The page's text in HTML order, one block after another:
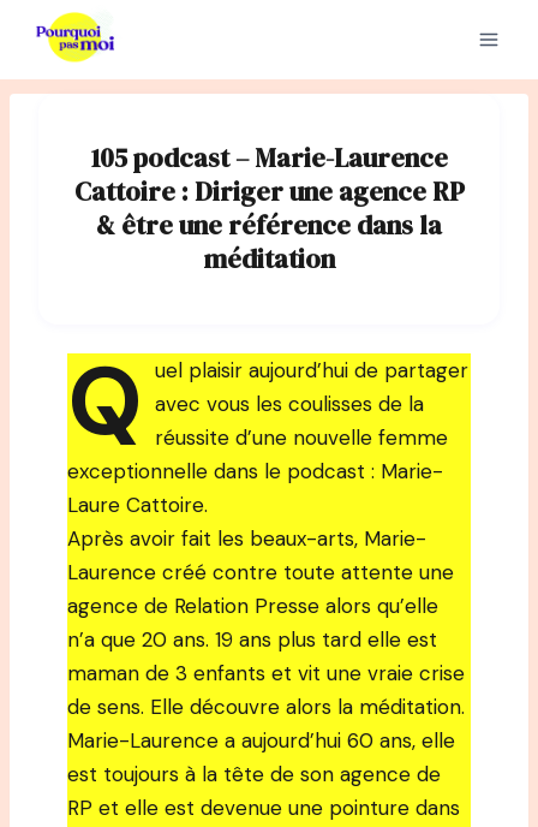
contenu
105 podcast – Marie-Laurence
Cattoire : Diriger une agence RP
& être une référence dans la
méditation
Q
uel plaisir aujourd’hui de partager
avec vous les coulisses de la
réussite d’une nouvelle femme
exceptionnelle dans le podcast : Marie-
Laure Cattoire.
Après avoir fait les beaux-arts, Marie-
Laurence créé contre toute attente une
agence de Relation Presse alors qu’elle
n’a que 20 ans. 19 ans plus tard elle est
maman de 3 enfants et vit une vraie crise
de sens. Elle découvre alors la méditation.
Marie-Laurence a aujourd’hui 60 ans, elle
est toujours à la tête de son agence de
RP et elle est devenue une pointure dans